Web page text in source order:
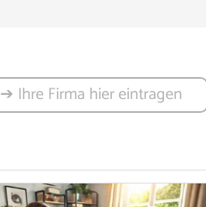
➔ Ihre Firma hier eintragen